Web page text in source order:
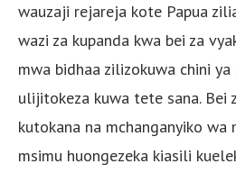
wauzaji rejareja kote Papua
wazi za kupanda kwa bei za
mwa bidhaa zilizokuwa chini
ulijitokeza kuwa tete sana. Bei
kutokana na mchanganyiko wa
msimu huongezeka kiasili